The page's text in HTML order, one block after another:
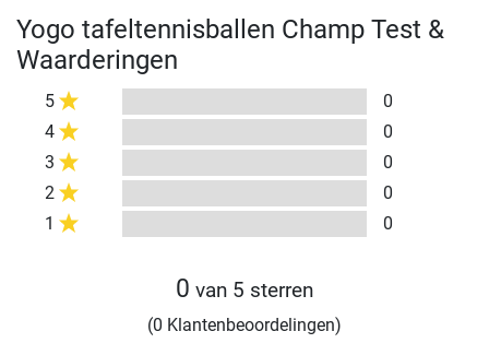
Yogo tafeltennisballen Champ Test &
Waarderingen
5
0
4
0
3
0
2
0
1
0
0 van 5 sterren
(0 Klantenbeoordelingen)